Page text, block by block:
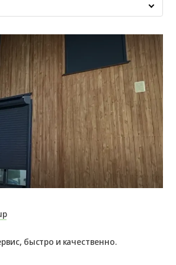
быстро и качественно.